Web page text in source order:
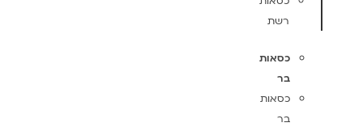
רשת
כסאות
בר
כסאות
בר